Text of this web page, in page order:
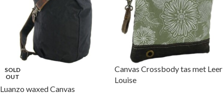
SOLD
OUT
Luanzo waxed Canvas
Canvas Crossbody tas met Leer
Louise